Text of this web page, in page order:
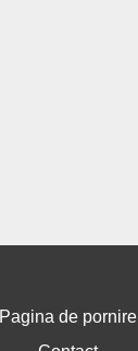
Pagina de pornire